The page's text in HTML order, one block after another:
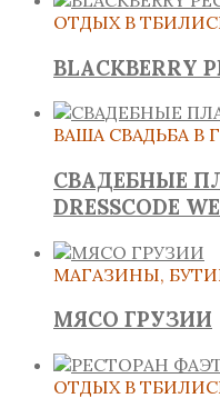
ОТДЫХ В
BLACKBERRY
ВАША СВАДЬБА В
СВАДЕБНЫЕ
DRESSCODE
МАГАЗИНЫ,
МЯСО ГРУЗИИ
ОТДЫХ В